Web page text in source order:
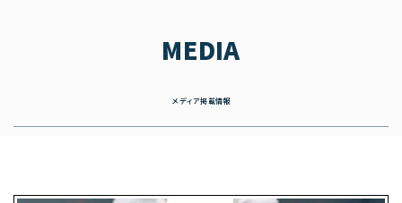
MEDIA
メディア掲載情報